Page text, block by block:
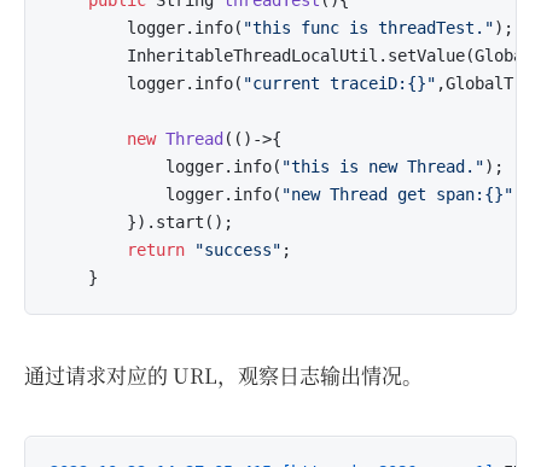
        logger.info(
"this func is threadTest.");
        logger.info(
"current traceiD:{}"
new Thread (()->{
            logger.info(
"this is new Thread.");
            logger.info(
"new Thread get span:{}"
        }).start();
return
"success" ;
通过请求对应的 URL，观察日志输出情况。